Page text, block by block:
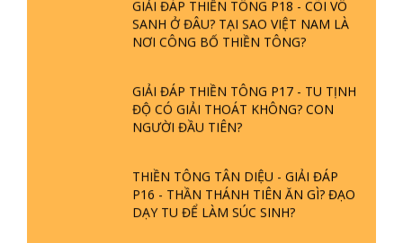
SANH Ở ĐÂU? TẠI SAO VIỆT NAM LÀ
NƠI CÔNG BỐ THIỀN TÔNG?
GIẢI ĐÁP THIỀN TÔNG P17 - TU TỊNH
ĐỘ CÓ GIẢI THOÁT KHÔNG? CON
NGƯỜI ĐẦU TIÊN?
THIỀN TÔNG TÂN DIỆU - GIẢI ĐÁP
P16 - THẦN THÁNH TIÊN ĂN GÌ? ĐẠO
DẠY TU ĐỂ LÀM SÚC SINH?